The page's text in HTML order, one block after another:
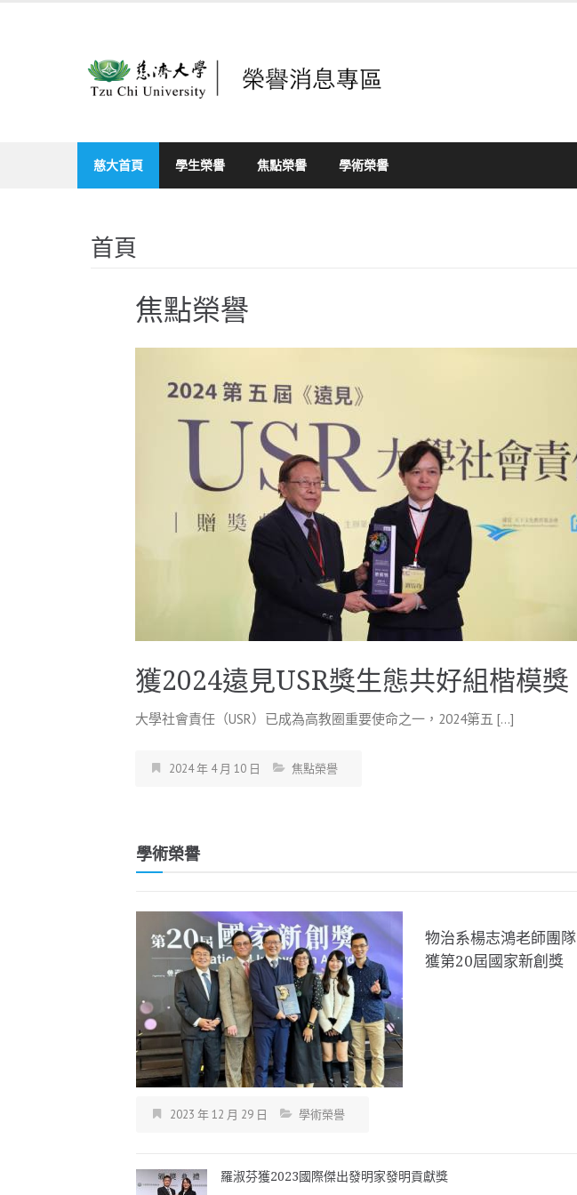
慈大首頁 學生榮譽 焦點榮譽 學術榮譽
首頁
焦點榮譽
獲2024遠見USR獎生態共好組楷模獎
大學社會責任（USR）已成為高教圈重要使命之一，2024第五 […]
2024 年 4 月 10 日 焦點榮譽
學術榮譽
物治系楊志鴻老師團隊
獲第20屆國家新創獎
2023 年 12 月 29 日 學術榮譽
羅淑芬獲2023國際傑出發明家發明貢獻獎